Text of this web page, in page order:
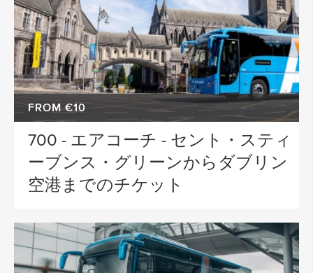
FROM €10
700 - エアコーチ - セント・スティ
ーブンス・グリーンからダブリン
空港までのチケット